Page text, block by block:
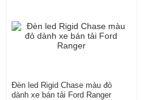
Đèn led Rigid Chase màu đỏ
dành xe bán tải Ford Ranger